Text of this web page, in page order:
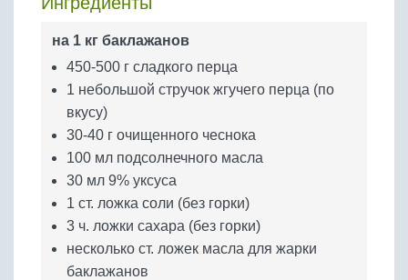
Бобовые
Яйца
Крупы
на 1 кг баклажанов
450-500 г сладкого перца
1 небольшой стручок жгучего перца (по
вкусу)
30-40 г очищенного чеснока
100 мл подсолнечного масла
30 мл 9% уксуса
1 ст. ложка соли (без горки)
3 ч. ложки сахара (без горки)
несколько ст. ложек масла для жарки
баклажанов